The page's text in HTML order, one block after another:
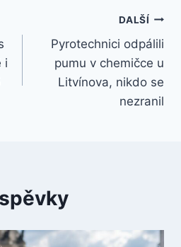
i
DALŠÍ
Pyrotechnici odpálili
pumu v chemičce u
Litvínova, nikdo se
nezranil